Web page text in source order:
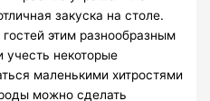
закуска на столе.
этим разнообразным
некоторые
маленькими хитростями
можно сделать